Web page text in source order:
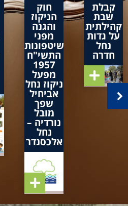
קבלת
שבת
קהילתית
על גדות
נחל
חדרה
חוק
הניקוז
והגנה
מפני
שיטפונות
התשי"ח
1957
מפעל
ניקוז נחל
אביחיל
שפך
מובל
נורדיה –
נחל
אלכסנדר